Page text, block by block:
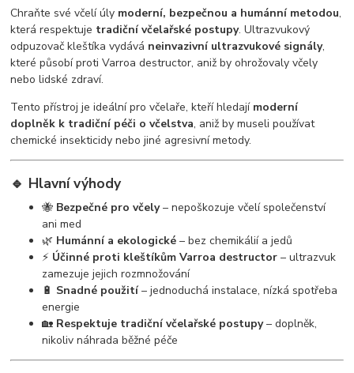
Chraňte své včelí úly moderní, bezpečnou a humánní metodou,
která respektuje tradiční včelařské postupy. Ultrazvukový
odpuzovač kleštíka vydává neinvazivní ultrazvukové signály,
které působí proti Varroa destructor, aniž by ohrožovaly včely
nebo lidské zdraví.
Tento přístroj je ideální pro včelaře, kteří hledají moderní
doplněk k tradiční péči o včelstva, aniž by museli používat
chemické insekticidy nebo jiné agresivní metody.
🔹 Hlavní výhody
🐝 Bezpečné pro včely– nepoškozuje včelí společenství
ani med
🌿 Humánní a ekologické – bez chemikálií a jedů
⚡ Účinné proti kleštíkům Varroa destructor – ultrazvuk
zamezuje jejich rozmnožování
🔋 Snadné použití– jednoduchá instalace, nízká spotřeba
energie
🏡 Respektuje tradiční včelařské postupy– doplněk,
nikoliv náhrada běžné péče